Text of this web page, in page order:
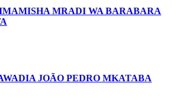
MRADI WA BARABARA
JOÃO PEDRO MKATABA